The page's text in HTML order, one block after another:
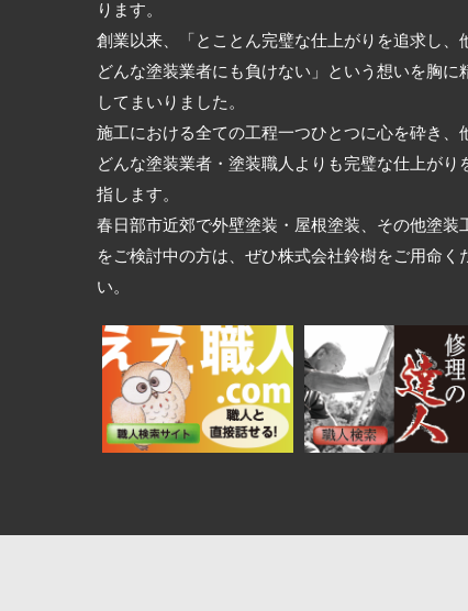
ります。
創業以来、「とことん完璧な仕上がりを追求し、
どんな塗装業者にも負けない」という想いを胸に
してまいりました。
施工における全ての工程一つひとつに心を砕き、
どんな塗装業者・塗装職人よりも完璧な仕上がり
指します。
春日部市近郊で外壁塗装・屋根塗装、その他塗装
をご検討中の方は、ぜひ株式会社鈴樹をご用命く
い。